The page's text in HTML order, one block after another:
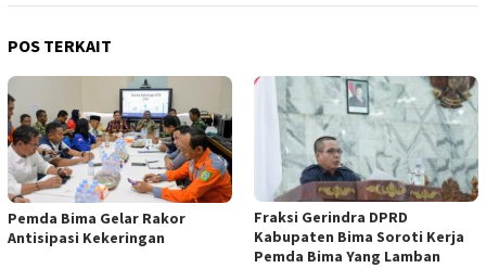
POS TERKAIT
Pemda Bima Gelar Rakor
Antisipasi Kekeringan
Fraksi Gerindra DPRD
Kabupaten Bima Soroti Kerja
Pemda Bima Yang Lamban